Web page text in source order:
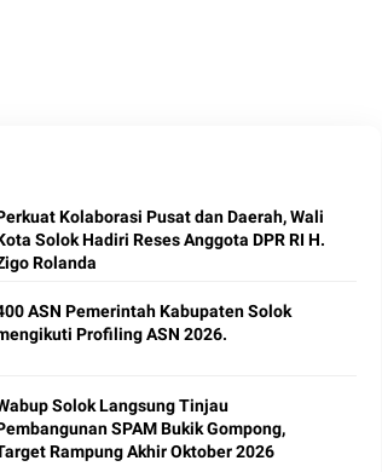
Kolaborasi Pusat dan Daerah, Wali
Solok Hadiri Reses Anggota DPR RI H.
Rolanda
ASN Pemerintah Kabupaten Solok
Profiling ASN 2026.
Solok Langsung Tinjau
SPAM Bukik Gompong,
Rampung Akhir Oktober 2026